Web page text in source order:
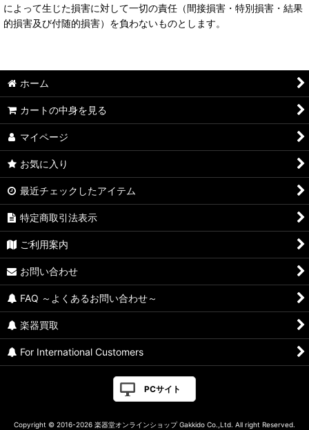
によって生じた損害に対して一切の責任（間接損害・特別損害・結果
的損害及び付随的損害）を負わないものとします。
ホーム
カートの中身を見る
マイページ
お気に入り
最近チェックしたアイテム
特定商取引法表示
ご利用案内
お問い合わせ
FAQ ～よくあるお問い合わせ～
楽器買取
For International Customers
PCサイト
Copyright © 2016-2026 楽器堂オンラインショップ Gakkido Co.,Ltd. All right Reserved.